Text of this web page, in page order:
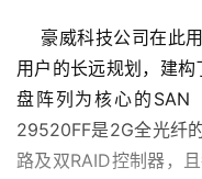
豪威科技公司在此
用户的长远规划，建
盘阵列为核心的SAN
29520FF是2G全光纤
路及双RAID控制器，